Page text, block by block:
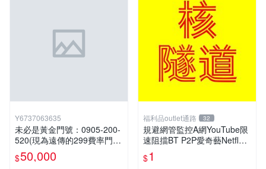
Y6737063635
未必是黃金門號：0905-200-
520(現為遠傳的299費率門
號，屆時將以無約狀態過
戶)。
$50,000
福利品outlet通路 32
規避網管監控A網YouTube限
速阻擋BT P2P愛奇藝Netflex
陸網B站Disney+必備VPN ser
ver
$1